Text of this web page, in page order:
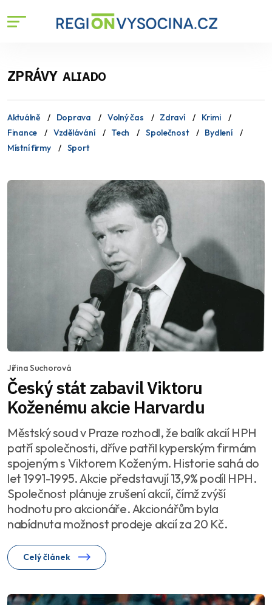
ZPRÁVY ALIADO
Aktuálně Doprava Volný čas Zdraví
Krimi
Finance
Vzdělávání Tech Společnost
Bydlení
Místní firmy
Sport
Jiřina Suchorová
Český stát zabavil Viktoru
Koženému akcie Harvardu
Městský soud v Praze rozhodl, že balík akcií HPH
patří společnosti, dříve patřil kyperským firmám
spojeným s Viktorem Koženým. Historie sahá do
let 1991-1995. Akcie představují 13,9% podíl HPH.
Společnost plánuje zrušení akcií, čímž zvýší
hodnotu pro akcionáře. Akcionářům byla
nabídnuta možnost prodeje akcií za 20 Kč.
Celý článek